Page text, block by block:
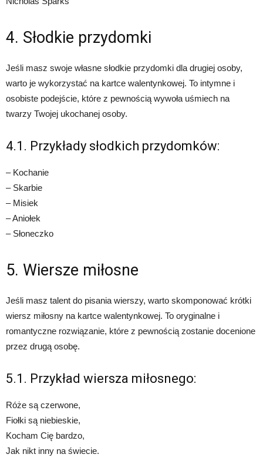
4. Słodkie przydomki
Jeśli masz swoje własne słodkie przydomki dla drugiej osoby,
warto je wykorzystać na kartce walentynkowej. To intymne i
osobiste podejście, które z pewnością wywoła uśmiech na
twarzy Twojej ukochanej osoby.
4.1. Przykłady słodkich przydomków:
– Kochanie
– Skarbie
– Misiek
– Aniołek
– Słoneczko
5. Wiersze miłosne
Jeśli masz talent do pisania wierszy, warto skomponować krótki
wiersz miłosny na kartce walentynkowej. To oryginalne i
romantyczne rozwiązanie, które z pewnością zostanie docenione
przez drugą osobę.
5.1. Przykład wiersza miłosnego:
Róże są czerwone,
Fiołki są niebieskie,
Kocham Cię bardzo,
Jak nikt inny na świecie.